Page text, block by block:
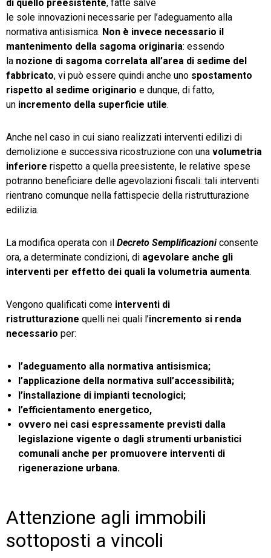
di quello preesistente, fatte salve
le sole innovazioni necessarie per l’adeguamento alla
normativa antisismica. Non è invece necessario il
mantenimento della sagoma originaria: essendo
la nozione di sagoma correlata all’area di sedime del
fabbricato, vi può essere quindi anche uno spostamento
rispetto al sedime originario e dunque, di fatto,
un incremento della superficie utile.
Anche nel caso in cui siano realizzati interventi edilizi di
demolizione e successiva ricostruzione con una volumetria
inferiore rispetto a quella preesistente, le relative spese
potranno beneficiare delle agevolazioni fiscali: tali interventi
rientrano comunque nella fattispecie della ristrutturazione
edilizia.
La modifica operata con il Decreto Semplificazioniconsente
ora, a determinate condizioni, di agevolare anche gli
interventi per effetto dei quali la volumetria aumenta.
Vengono qualificati come interventi di
ristrutturazione quelli nei quali l’incremento si renda
necessario per:
l’adeguamento alla normativa antisismica;
l’applicazione della normativa sull’accessibilità;
l’installazione di impianti tecnologici;
l’efficientamento energetico,
ovvero nei casi espressamente previsti dalla
legislazione vigente o dagli strumenti urbanistici
comunali anche per promuovere interventi di
rigenerazione urbana.
Attenzione agli immobili
sottoposti a vincoli